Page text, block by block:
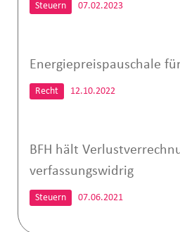
Steuern 07.02.2023
Energiepreispauschale
Recht 12.10.2022
BFH hält
verfassungswidrig
Steuern 07.06.2021